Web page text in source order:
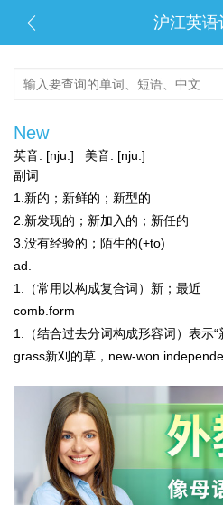
沪江英语
New
英音: [nju:] 美音: [nju:]
副词
1.新的；新鲜的；新型的
2.新发现的；新加入的；新任的
3.没有经验的；陌生的(+to)
ad.
1.（常用以构成复合词）新；最近
comb.form
1.（结合过去分词构成形容词）表示
grass新刈的草，new-won